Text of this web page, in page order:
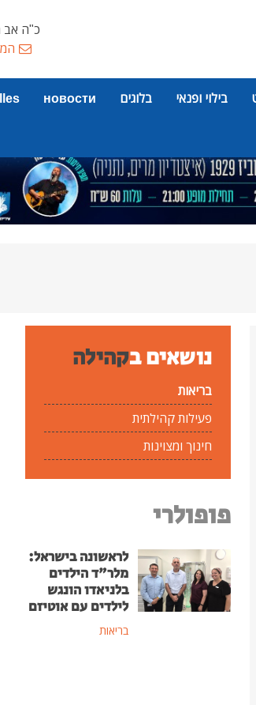
כ"ה אב
בילוי ופנאי בלוגים новости
נושאים בקהילה
בריאות
פעילות קהילתית
חינוך ומצוינות
פופולרי
לראשונה בישראל:
מלר"ד הילדים
בלניאדו הונגש
לילדים עם אוטיזם
בריאות